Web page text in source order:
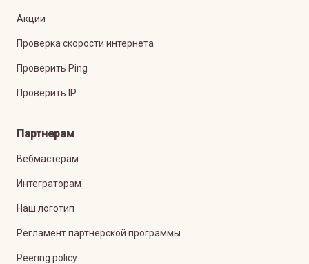
Акции
Проверка скорости интернета
Проверить Ping
Проверить IP
Партнерам
Вебмастерам
Интеграторам
Наш логотип
Регламент партнерской программы
Peering policy